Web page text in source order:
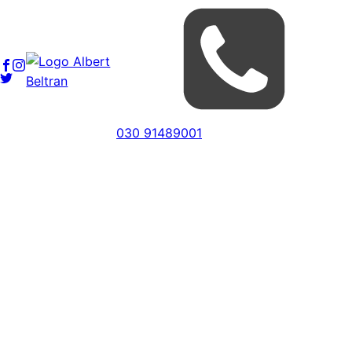
030 91489001